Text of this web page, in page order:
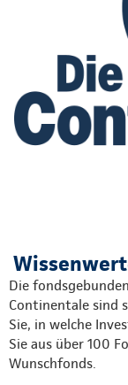
Die
Continentale sind
Sie, in welche
Sie aus über 100
Wunschfonds.